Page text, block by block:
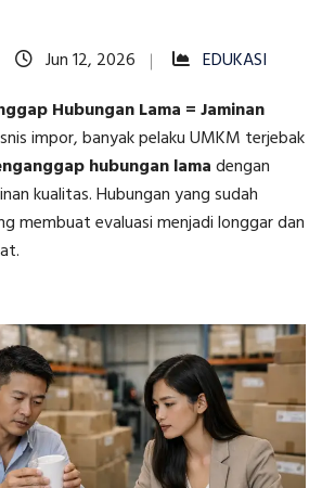
Jun 12, 2026
EDUKASI
Hubungan Lama = Jaminan
impor, banyak pelaku UMKM terjebak
hubungan lamadengan
kualitas. Hubungan yang sudah
membuat evaluasi menjadi longgar dan